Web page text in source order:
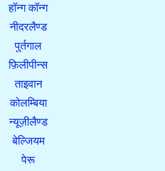
हॉन्ग कॉन्ग
नीदरलैण्ड
पुर्तगाल
फ़िलीपीन्स
ताइवान
कोलम्बिया
न्यूज़ीलैण्ड
बेल्जियम
पेरू